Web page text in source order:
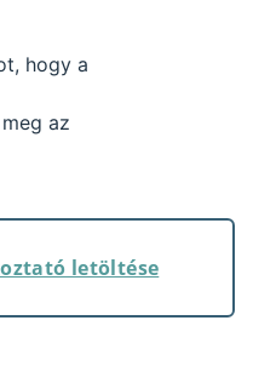
hogy a
az
letöltése